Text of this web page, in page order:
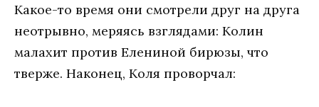
Какое-то время они смотрели друг на друга
неотрывно, меряясь взглядами: Колин
малахит против Елениной бирюзы, что
тверже. Наконец, Коля проворчал: